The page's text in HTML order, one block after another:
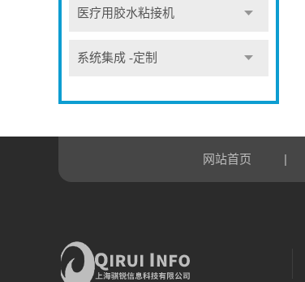
医疗用胶水粘接机
系统集成 -定制
网站首页 |